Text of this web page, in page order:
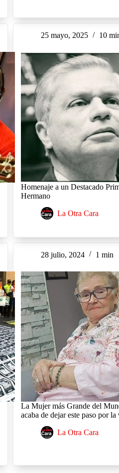
25 mayo, 2025 10
Homenaje a un Destacado
Hermano
La Otra Cara
28 julio, 2024 1 min
La Mujer más Grande del
acaba de dejar este paso por la
La Otra Cara